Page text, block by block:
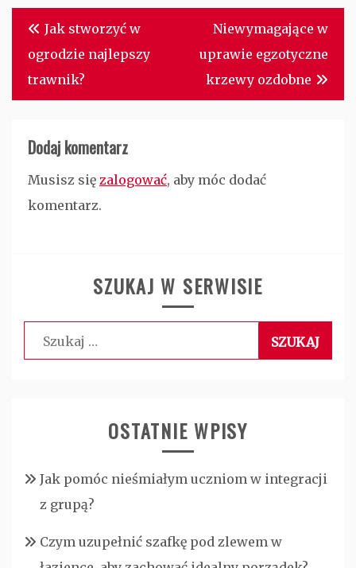
Nawigacja
wpisu
Jak stworzyć w
ogrodzie najlepszy
trawnik?
Niewymagające w
uprawie egzotyczne
krzewy ozdobne
Dodaj komentarz
Musisz się zalogować, aby móc dodać
komentarz.
SZUKAJ W SERWISIE
Szukaj:
OSTATNIE WPISY
Jak pomóc nieśmiałym uczniom w integracji
z grupą?
Czym uzupełnić szafkę pod zlewem w